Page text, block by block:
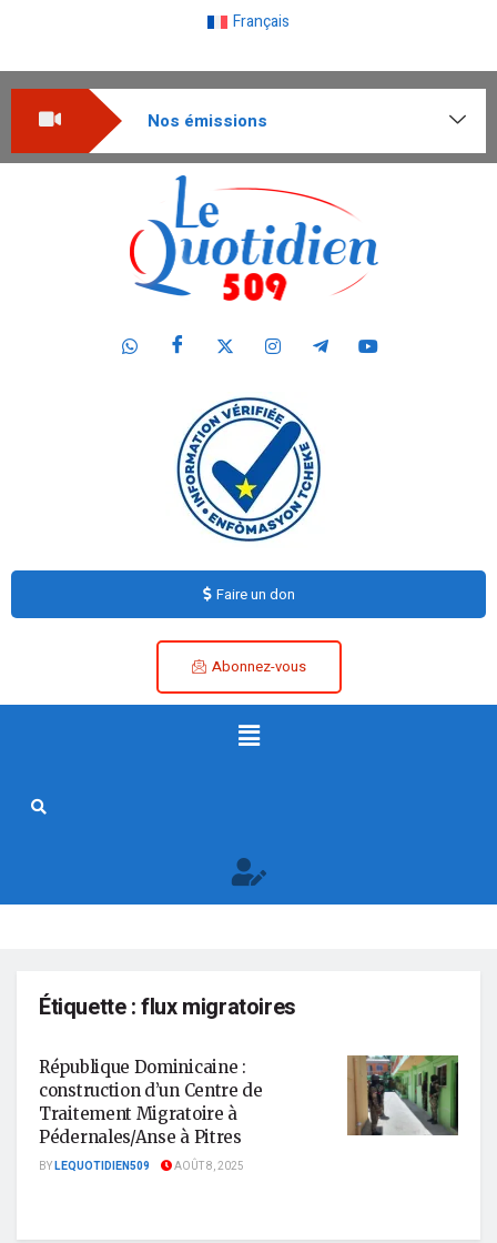
Français
Nos émissions
Faire un don
Abonnez-vous
Étiquette :flux migratoires
République Dominicaine :
construction d’un Centre de
Traitement Migratoire à
Pédernales/Anse à Pitres
BYLEQUOTIDIEN509 AOÛT 8, 2025